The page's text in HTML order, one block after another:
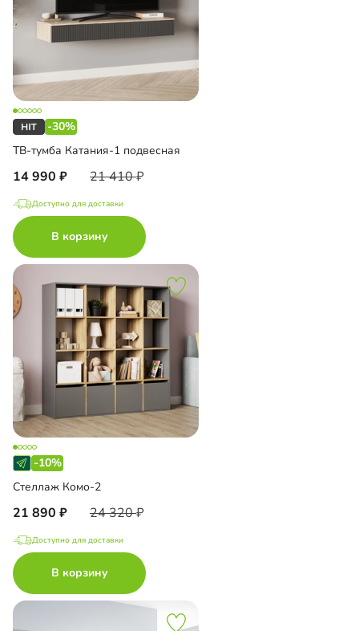
-30%
ТВ-тумба Катания-1 подвесная
14 990 21 410
Доступно для доставки
В корзину
-10%
Стеллаж Комо-2
21 890 24 320
Доступно для доставки
В корзину